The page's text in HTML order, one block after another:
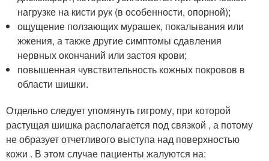
нагрузке на кисти рук (в особенности, опорной);
ощущение ползающих мурашек, покалывания или
жжения, а также другие симптомы сдавления
нервных окончаний или застоя крови;
повышенная чувствительность кожных покровов в
области шишки.
Отдельно следует упомянуть гигрому, при которой
растущая шишка располагается под связкой , а потому
не образует отчетливого выступа над поверхностью
кожи . В этом случае пациенты жалуются на: